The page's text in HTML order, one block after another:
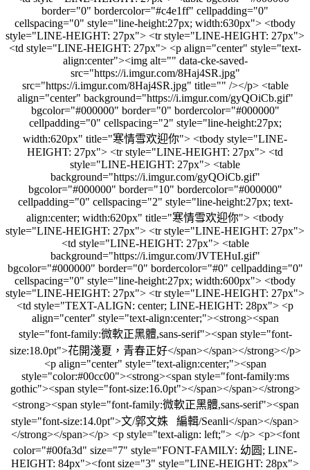
border="0" bordercolor="#c4e1ff" cellpadding="0"
cellspacing="0" style="line-height:27px; width:630px"> <tbody
style="LINE-HEIGHT: 27px"> <tr style="LINE-HEIGHT: 27px">
<td style="LINE-HEIGHT: 27px"> <p align="center" style="text-
align:center"><img alt="" data-cke-saved-
src="https://i.imgur.com/8Haj4SR.jpg"
src="https://i.imgur.com/8Haj4SR.jpg" title="" /></p> <table
align="center" background="https://i.imgur.com/gyQOiCb.gif"
bgcolor="#000000" border="0" bordercolor="#000000"
cellpadding="0" cellspacing="2" style="line-height:27px;
width:620px" title="寒情雪欢迎你"> <tbody style="LINE-
HEIGHT: 27px"> <tr style="LINE-HEIGHT: 27px"> <td
style="LINE-HEIGHT: 27px"> <table
background="https://i.imgur.com/gyQOiCb.gif"
bgcolor="#000000" border="10" bordercolor="#000000"
cellpadding="0" cellspacing="2" style="line-height:27px; text-
align:center; width:620px" title="寒情雪欢迎你"> <tbody
style="LINE-HEIGHT: 27px"> <tr style="LINE-HEIGHT: 27px">
<td style="LINE-HEIGHT: 27px"> <table
background="https://i.imgur.com/JVTEHuI.gif"
bgcolor="#000000" border="0" bordercolor="#0" cellpadding="0"
cellspacing="0" style="line-height:27px; width:600px"> <tbody
style="LINE-HEIGHT: 27px"> <tr style="LINE-HEIGHT: 27px">
<td style="TEXT-ALIGN: center; LINE-HEIGHT: 28px"> <p
align="center" style="text-align:center;"><strong><span
style="font-family:微軟正黑體,sans-serif"><span style="font-
size:18.0pt">花開淺夏，青春正好</span></span></strong></p>
<p align="center" style="text-align:center;"><span
style="color:#00cc00"><strong><span style="font-family:ms
gothic"><span style="font-size:16.0pt">​</span></span></strong>
<strong><span style="font-family:微軟正黑體,sans-serif"><span
style="font-size:14.0pt">文/郭文姝 編輯/Seanli</span></span>
</strong></span></p> <p style="text-align: left;"> </p> <p><font
color="#00fa3d" size="7" style="FONT-FAMILY: 幼圆; LINE-
HEIGHT: 84px"><font size="3" style="LINE-HEIGHT: 28px">